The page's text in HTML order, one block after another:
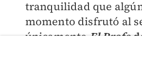
tranquilidad que
momento disfrutó al
únicamente El Profe